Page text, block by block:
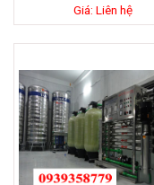
Giá: Liên hệ